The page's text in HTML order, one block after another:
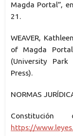
Magda Portal”,
21.
WEAVER,
of Magda
(University Park
Press).
NORMAS
https://